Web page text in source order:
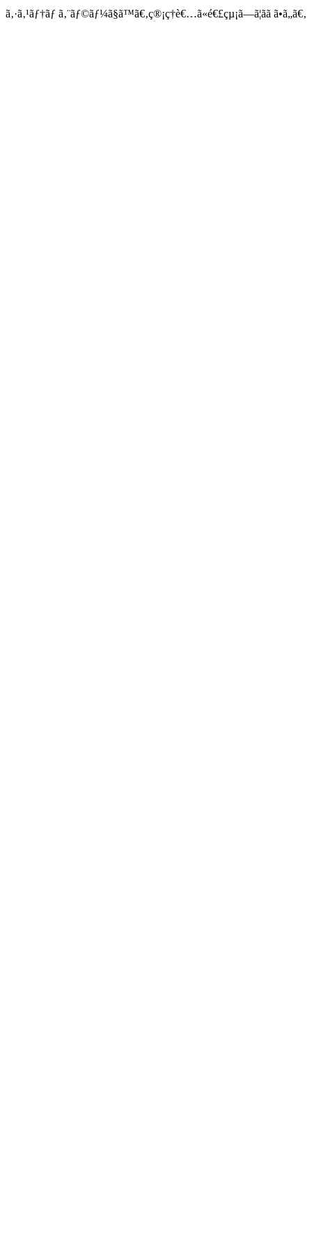
ã‚·ã‚¹ãƒ†ãƒ ã‚¨ãƒ©ãƒ¼ã§ã™ã€‚ç®¡ç†è€…ã«é€£çµ¡ã—ã¦ãã ã•ã„ã€‚